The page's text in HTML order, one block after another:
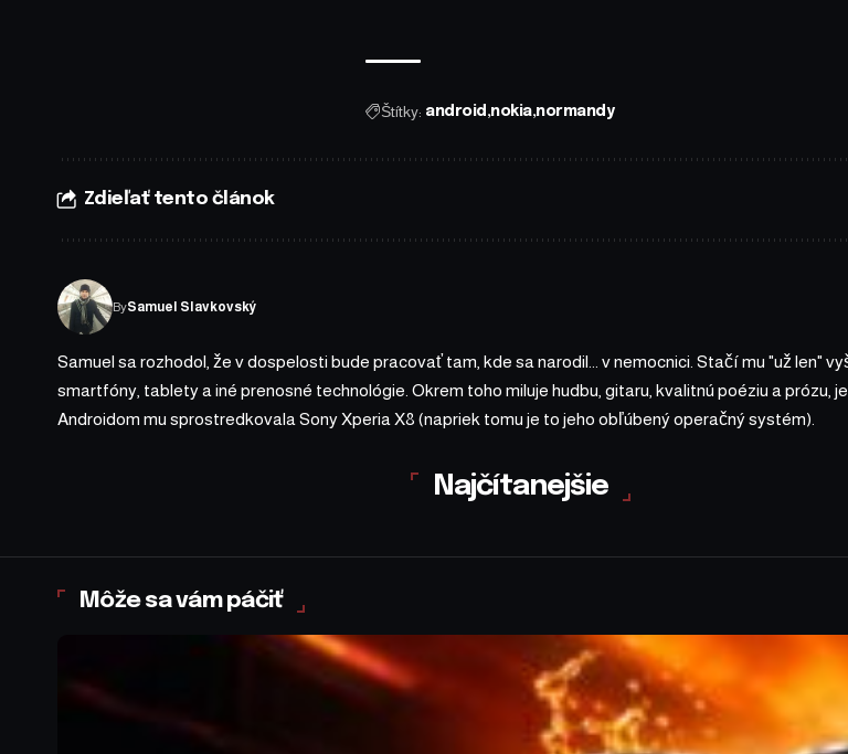
Štítky: android nokia normandy
Zdieľať tento článok
BySamuel Slavkovský
Samuel sa rozhodol, že v dospelosti bude pracovať tam, kde sa narodil... v nemocnici. Stačí mu "už len"
smartfóny, tablety a iné prenosné technológie. Okrem toho miluje hudbu, gitaru, kvalitnú poéziu a
Androidom mu sprostredkovala Sony Xperia X8 (napriek tomu je to jeho obľúbený operačný systém).
Najčítanejšie
Môže sa vám páčiť